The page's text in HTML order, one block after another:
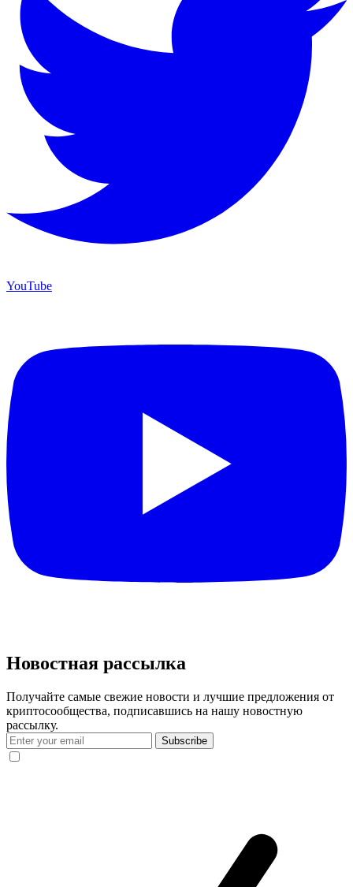
YouTube
Новостная рассылка
Получайте самые свежие новости и лучшие предложения от
криптосообщества, подписавшись на нашу новостную
рассылку.
Subscribe